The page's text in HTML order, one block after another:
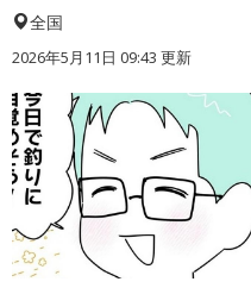
全国
2026年5月11日 09:43 更新